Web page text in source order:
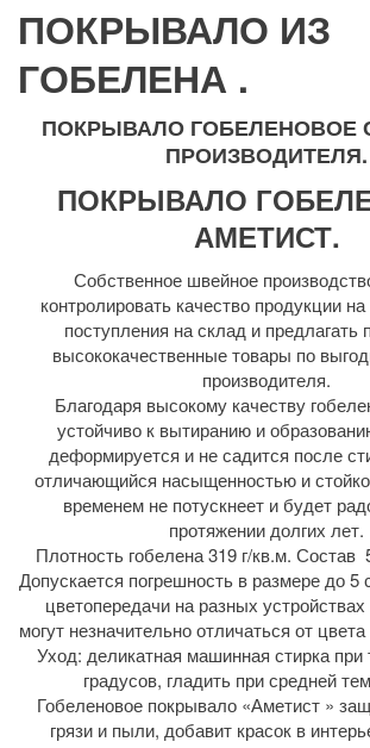
ПОКРЫВАЛО ИЗ
ГОБЕЛЕНА .
ПОКРЫВАЛО ГОБЕЛЕНОВОЕ
ПРОИЗВОДИТЕЛЯ.
ПОКРЫВАЛО
АМЕТИСТ.
Собственное швейное
контролировать качество продукции
поступления на склад и предлагать
высококачественные товары по
производителя.
Благодаря высокому качеству
устойчиво к вытиранию и
деформируется и не садится после
отличающийся насыщенностью и
временем не потускнеет и будет
протяжении долгих лет.
Плотность гобелена 319 г/кв.м. Состав
Допускается погрешность в размере до
цветопередачи на разных
могут незначительно отличаться от цвета
Уход: деликатная машинная стирка при
градусов, гладить при средней
Гобеленовое покрывало «Аметист »
грязи и пыли, добавит красок в